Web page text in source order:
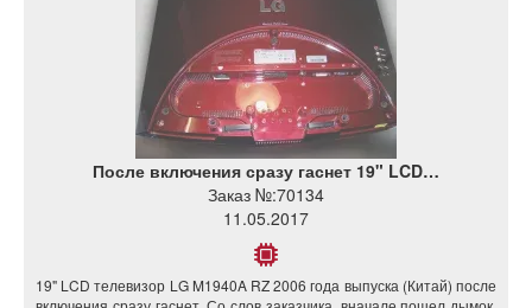
После включения сразу гаснет 19" LCD…
Заказ №:70134
11.05.2017
19" LCD телевизор LG M1940A RZ 2006 года выпуска (Китай) после